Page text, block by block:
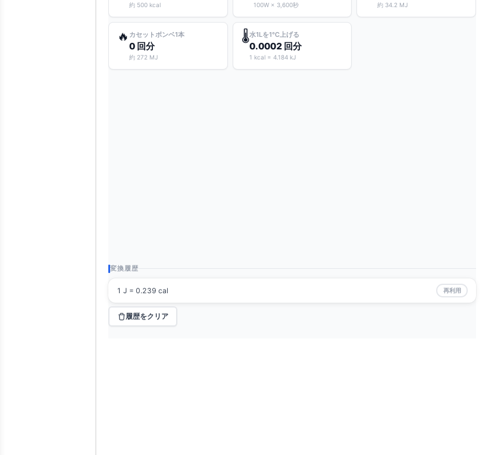
約 500 kcal 100W × 3,600秒 約 34.2 MJ
🔥 カセットボンベ1本
0 回分
約 272 MJ
🌡️水1Lを1℃上げる
0.0002 回分
1 kcal = 4.184 kJ
変換履歴
1 J = 0.239 cal 再利用
履歴をクリア